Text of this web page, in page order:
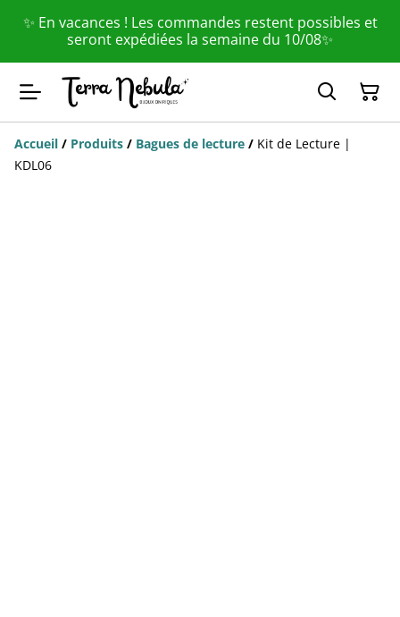
✨ En vacances ! Les commandes restent possibles et
seront expédiées la semaine du 10/08✨
Accueil / Produits / Bagues de lecture / Kit de Lecture |
KDL06